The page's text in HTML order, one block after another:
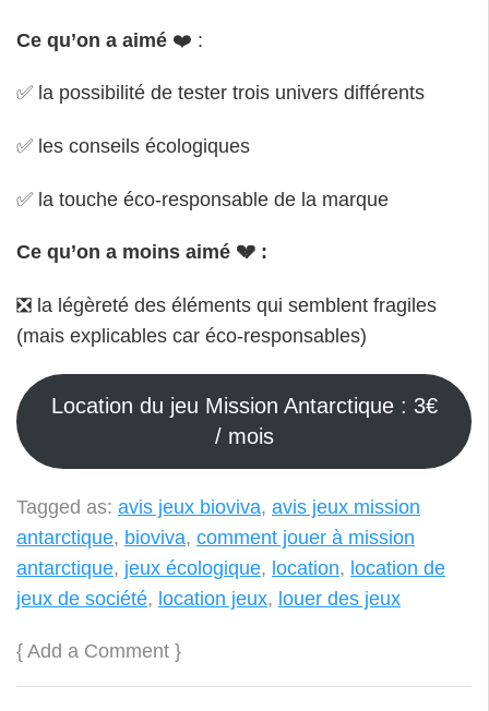
Ce qu’on a aimé ❤️ :
✅ la possibilité de tester trois univers différents
✅ les conseils écologiques
✅ la touche éco-responsable de la marque
Ce qu’on a moins aimé 💔 :
❎ la légèreté des éléments qui semblent fragiles
(mais explicables car éco-responsables)
Location du jeu Mission Antarctique : 3€
/ mois
Tagged as: avis jeux bioviva, avis jeux mission
antarctique, bioviva, comment jouer à mission
antarctique, jeux écologique, location, location de
jeux de société, location jeux, louer des jeux
{ Add a Comment }